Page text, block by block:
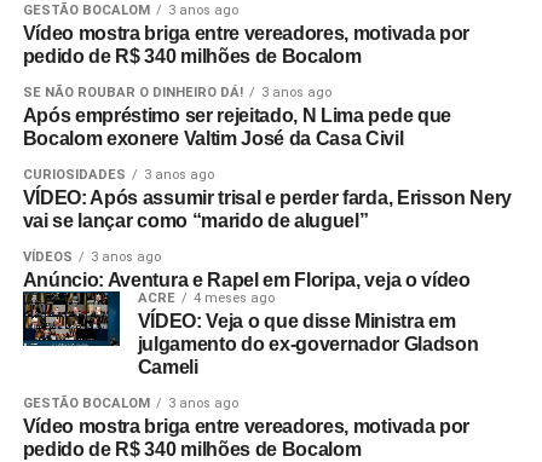
GESTÃO BOCALOM 3 anos ago
Vídeo mostra briga entre vereadores, motivada por
pedido de R$ 340 milhões de Bocalom
SE NÃO ROUBAR O DINHEIRO DÁ! 3 anos ago
Após empréstimo ser rejeitado, N Lima pede que
Bocalom exonere Valtim José da Casa Civil
CURIOSIDADES 3 anos ago
VÍDEO: Após assumir trisal e perder farda, Erisson Nery
vai se lançar como “marido de aluguel”
VÍDEOS 3 anos ago
Anúncio: Aventura e Rapel em Floripa, veja o vídeo
ACRE 4 meses ago
VÍDEO: Veja o que disse Ministra em
julgamento do ex-governador Gladson
Cameli
GESTÃO BOCALOM 3 anos ago
Vídeo mostra briga entre vereadores, motivada por
pedido de R$ 340 milhões de Bocalom